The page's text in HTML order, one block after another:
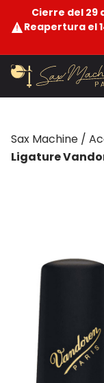
Cierre del 29
Reapertura el
Sax Machine /
Ligature